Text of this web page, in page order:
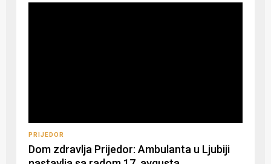
PRIJEDOR
Dom zdravlja Prijedor: Ambulanta u Ljubiji